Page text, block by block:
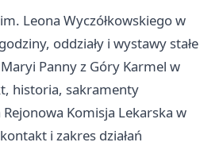
Leona Wyczółkowskiego w
oddziały i wystawy stałe
Panny z Góry Karmel w
historia, sakramenty
Komisja Lekarska w
i zakres działań